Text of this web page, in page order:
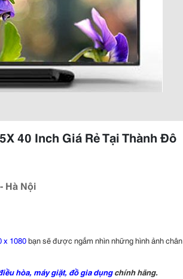
40 Inch Giá Rẻ Tại Thành Đô
Hà Nội
x 1080bạn sẽ được ngắm nhìn những hình ảnh chân
hòa, máy giặt, đồ gia dụngchính hãng.